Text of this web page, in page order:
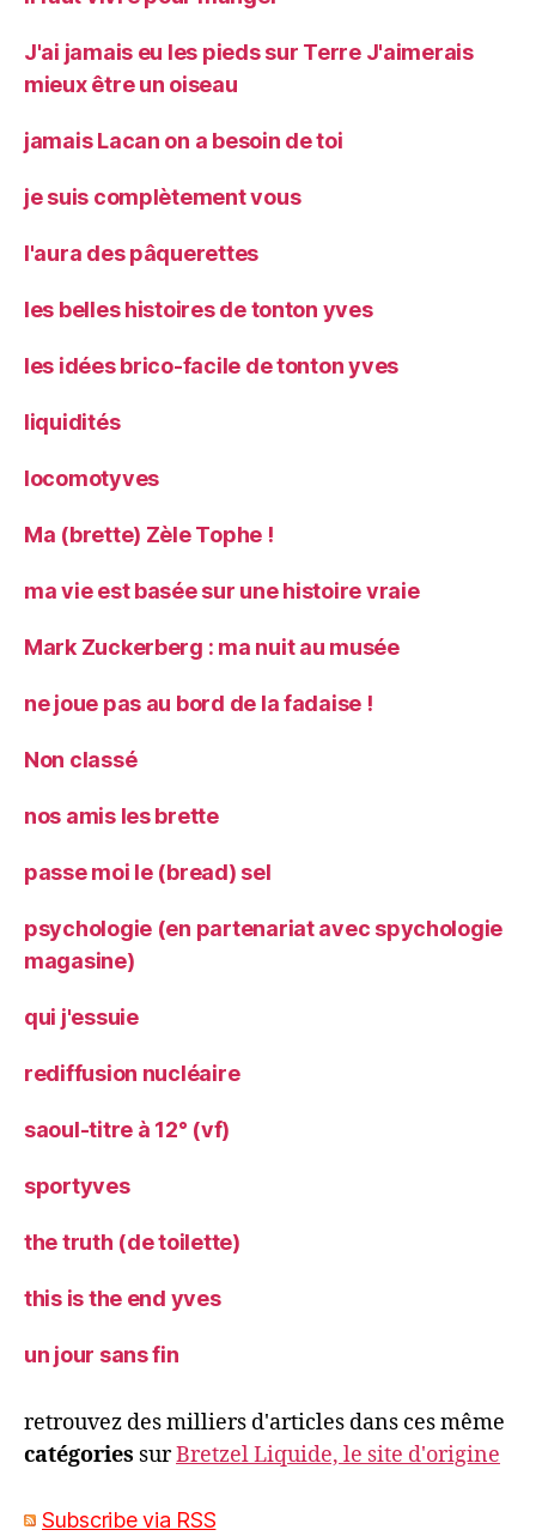
J'ai jamais eu les pieds sur Terre J'aimerais
mieux être un oiseau
jamais Lacan on a besoin de toi
je suis complètement vous
l'aura des pâquerettes
les belles histoires de tonton yves
les idées brico-facile de tonton yves
liquidités
locomotyves
Ma (brette) Zèle Tophe !
ma vie est basée sur une histoire vraie
Mark Zuckerberg : ma nuit au musée
ne joue pas au bord de la fadaise !
Non classé
nos amis les brette
passe moi le (bread) sel
psychologie (en partenariat avec spychologie
magasine)
qui j'essuie
rediffusion nucléaire
saoul-titre à 12° (vf)
sportyves
the truth (de toilette)
this is the end yves
un jour sans fin
retrouvez des milliers d'articles dans ces même
catégories surBretzel Liquide, le site d'origine
Subscribe via RSS